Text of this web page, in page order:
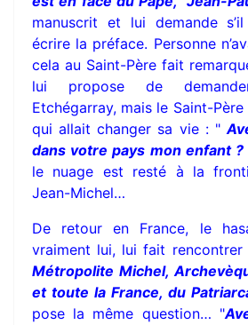
manuscrit et lui demande s’il
écrire la préface. Personne
cela au Saint-Père fait
lui propose de
Etchégarray, mais le Saint-
qui allait changer sa vie : "
dans votre pays mon enfant ?
le nuage est resté à la
Jean-Michel…
De retour en France, le
vraiment lui, lui fait rencontrer
Métropolite Michel,
et toute la France, du
pose la même question… "